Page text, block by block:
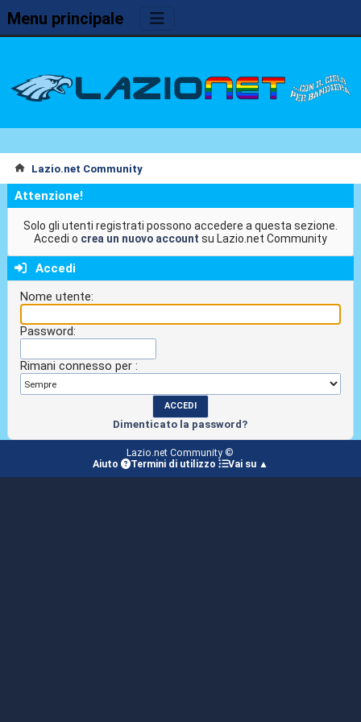
Menu principale
Lazio.net Community
Attenzione!
Solo gli utenti registrati possono accedere a questa sezione.
Accedi o crea un nuovo account su Lazio.net Community
Accedi
Nome utente:
Password:
Rimani connesso per :
Dimenticato la password?
Lazio.net Community ©
Aiuto
Termini di utilizzo Vai su ▲